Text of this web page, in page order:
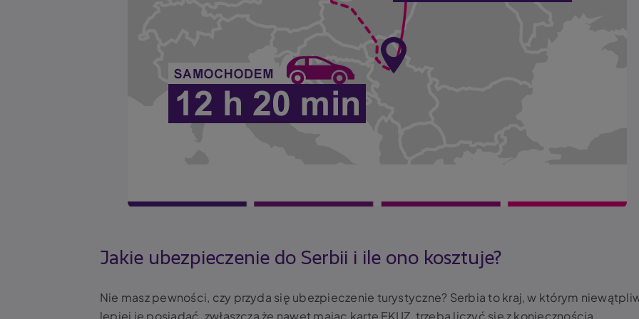
Jakie ubezpieczenie do Serbii i ile ono kosztuje?
Nie masz pewności, czy przyda się ubezpieczenie turystyczne? Serbia to kraj, w którym
lepiej je posiadać, zwłaszcza że nawet mając kartę EKUZ, trzeba liczyć się z koniecznością